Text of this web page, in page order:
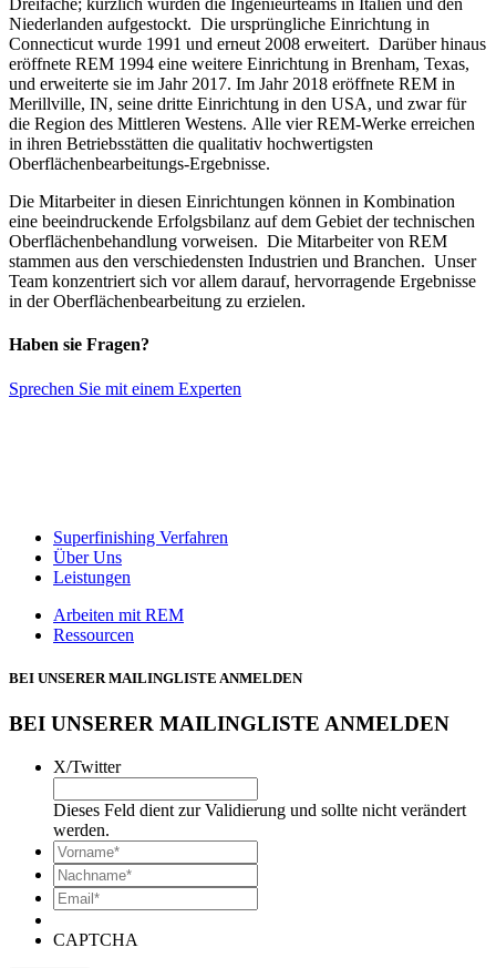
Dreifache; kürzlich wurden die Ingenieurteams in Italien und den
Niederlanden aufgestockt. Die ursprüngliche Einrichtung in
Connecticut wurde 1991 und erneut 2008 erweitert. Darüber hinaus
eröffnete REM 1994 eine weitere Einrichtung in Brenham, Texas,
und erweiterte sie im Jahr 2017. Im Jahr 2018 eröffnete REM in
Merillville, IN, seine dritte Einrichtung in den USA, und zwar für
die Region des Mittleren Westens. Alle vier REM-Werke erreichen
in ihren Betriebsstätten die qualitativ hochwertigsten
Oberflächenbearbeitungs-Ergebnisse.
Die Mitarbeiter in diesen Einrichtungen können in Kombination
eine beeindruckende Erfolgsbilanz auf dem Gebiet der technischen
Oberflächenbehandlung vorweisen. Die Mitarbeiter von REM
stammen aus den verschiedensten Industrien und Branchen. Unser
Team konzentriert sich vor allem darauf, hervorragende Ergebnisse
in der Oberflächenbearbeitung zu erzielen.
Haben sie Fragen?
Sprechen Sie mit einem Experten
Superfinishing Verfahren
Über Uns
Leistungen
Arbeiten mit REM
Ressourcen
BEI UNSERER MAILINGLISTE ANMELDEN
BEI UNSERER MAILINGLISTE ANMELDEN
X/Twitter
Dieses Feld dient zur Validierung und sollte nicht verändert
werden.
*
*
Email*
CAPTCHA